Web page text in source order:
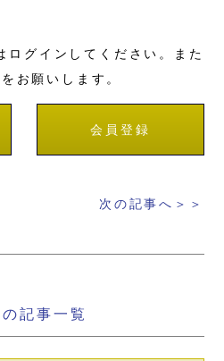
ログインしてください。また
お願いします。
会員登録
次の記事へ＞＞
記事一覧